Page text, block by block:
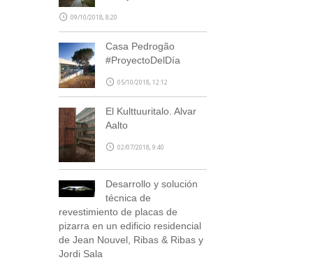
09/10/2018, 8:20
Casa Pedrogão
#ProyectoDelDía
05/10/2018, 12:12
El Kulttuuritalo. Alvar
Aalto
02/07/2018, 9:40
Desarrollo y solución
técnica de
revestimiento de placas de
pizarra en un edificio residencial
de Jean Nouvel, Ribas & Ribas y
Jordi Sala